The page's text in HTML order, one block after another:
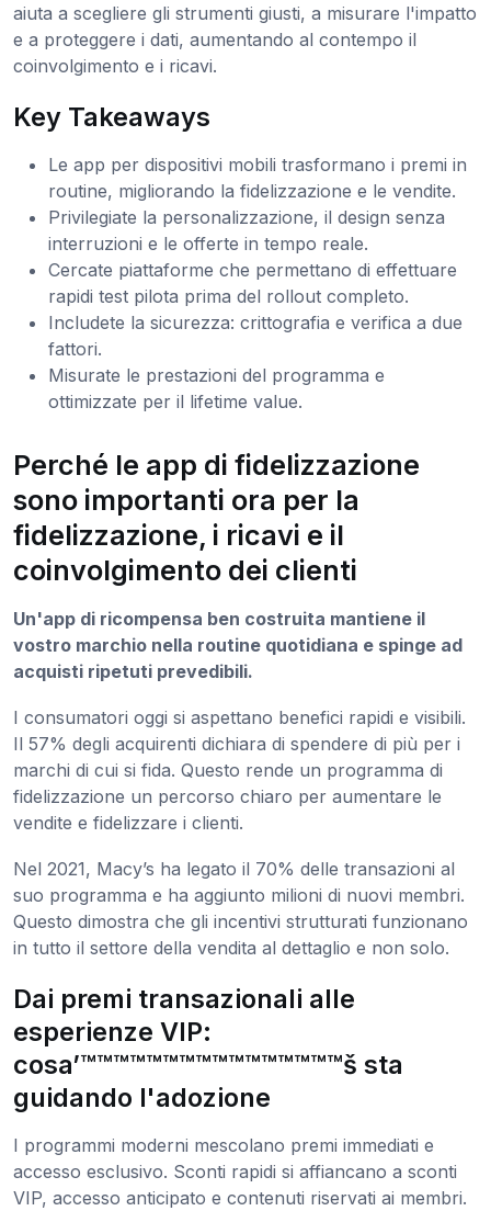
aiuta a scegliere gli strumenti giusti, a misurare l'impatto
e a proteggere i dati, aumentando al contempo il
coinvolgimento e i ricavi.
Key Takeaways
Le app per dispositivi mobili trasformano i premi in
routine, migliorando la fidelizzazione e le vendite.
Privilegiate la personalizzazione, il design senza
interruzioni e le offerte in tempo reale.
Cercate piattaforme che permettano di effettuare
rapidi test pilota prima del rollout completo.
Includete la sicurezza: crittografia e verifica a due
fattori.
Misurate le prestazioni del programma e
ottimizzate per il lifetime value.
Perché le app di fidelizzazione
sono importanti ora per la
fidelizzazione, i ricavi e il
coinvolgimento dei clienti
Un'app di ricompensa ben costruita mantiene il
vostro marchio nella routine quotidiana e spinge ad
acquisti ripetuti prevedibili.
I consumatori oggi si aspettano benefici rapidi e visibili.
Il 57% degli acquirenti dichiara di spendere di più per i
marchi di cui si fida. Questo rende un programma di
fidelizzazione un percorso chiaro per aumentare le
vendite e fidelizzare i clienti.
Nel 2021, Macy’s ha legato il 70% delle transazioni al
suo programma e ha aggiunto milioni di nuovi membri.
Questo dimostra che gli incentivi strutturati funzionano
in tutto il settore della vendita al dettaglio e non solo.
Dai premi transazionali alle
esperienze VIP:
cosa’™™™™™™™™™™™™™™™™š sta
guidando l'adozione
I programmi moderni mescolano premi immediati e
accesso esclusivo. Sconti rapidi si affiancano a sconti
VIP, accesso anticipato e contenuti riservati ai membri.